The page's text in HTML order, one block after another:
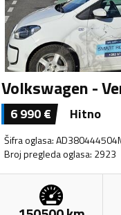
Volkswagen -
6 990€ Hitno
Šifra oglasa:
Broj pregleda oglasa: 2923